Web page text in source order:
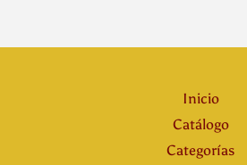
Inicio
Catálogo
Categorías